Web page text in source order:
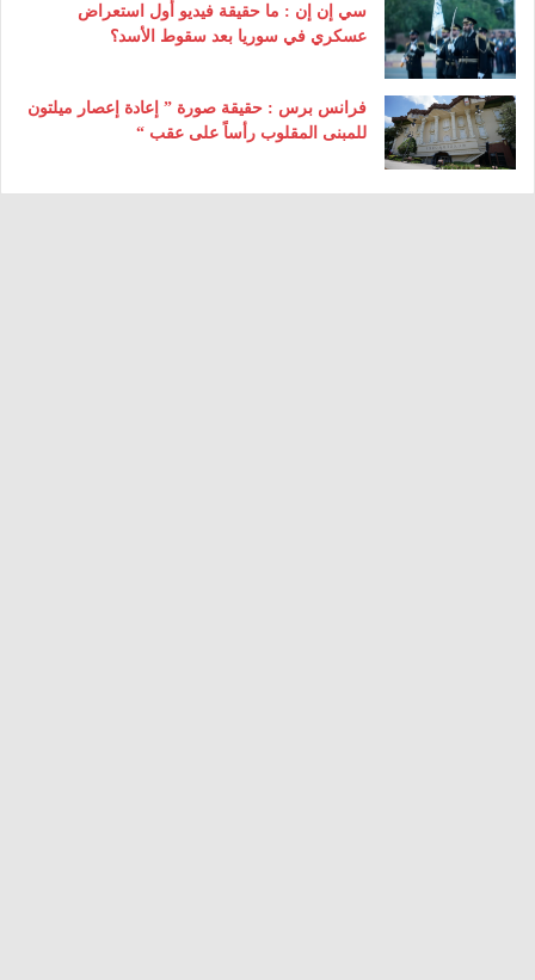
سي إن إن : ما حقيقة فيديو أول استعراض
عسكري في سوريا بعد سقوط الأسد؟
فرانس برس : حقيقة صورة ” إعادة إعصار ميلتون
للمبنى المقلوب رأساً على عقب “